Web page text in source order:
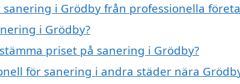
i Grödby från professionella
i Grödby?
priset på sanering i Grödby?
för sanering i andra städer nära